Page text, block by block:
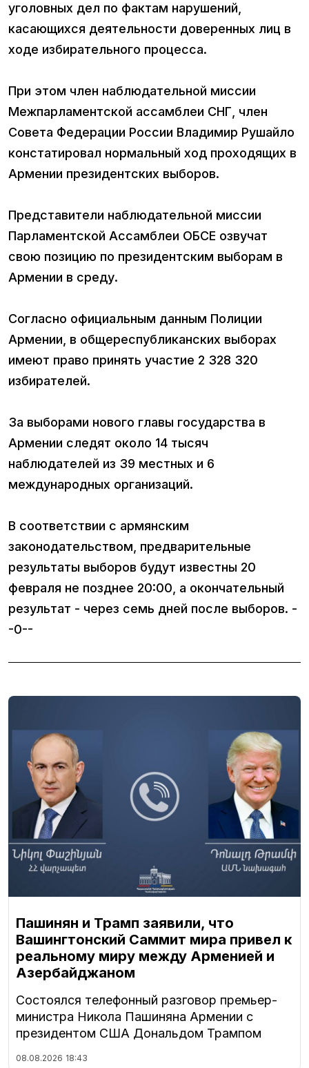
уголовных дел по фактам нарушений,
касающихся деятельности доверенных лиц в
ходе избирательного процесса.
При этом член наблюдательной миссии
Межпарламентской ассамблеи СНГ, член
Совета Федерации России Владимир Рушайло
констатировал нормальный ход проходящих в
Армении президентских выборов.
Представители наблюдательной миссии
Парламентской Ассамблеи ОБСЕ озвучат
свою позицию по президентским выборам в
Армении в среду.
Согласно официальным данным Полиции
Армении, в общереспубликанских выборах
имеют право принять участие 2 328 320
избирателей.
За выборами нового главы государства в
Армении следят около 14 тысяч
наблюдателей из 39 местных и 6
международных организаций.
В соответствии с армянским
законодательством, предварительные
результаты выборов будут известны 20
февраля не позднее 20:00, а окончательный
результат - через семь дней после выборов. -
-0--
Пашинян и Трамп заявили, что
Вашингтонский Саммит мира привел к
реальному миру между Арменией и
Азербайджаном
Состоялся телефонный разговор премьер-
министра Никола Пашиняна Армении с
президентом США Дональдом Трампом
08.08.2026 18:43